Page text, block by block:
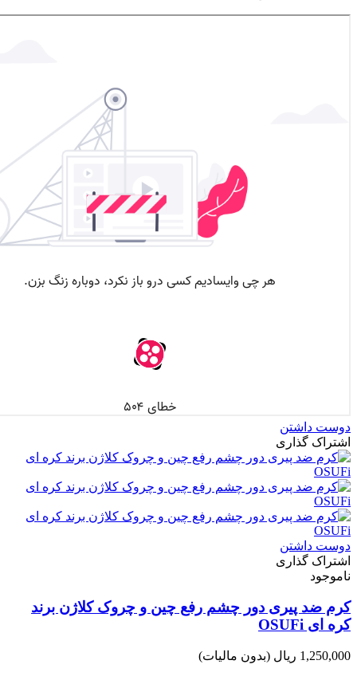
دوست داشتن
اشتراک گذاری
دوست داشتن
اشتراک گذاری
ناموجود
کرم ضد پیری دور چشم رفع چین و چروک کلاژن برند
کره ای OSUFi
1,250,000 ریال (بدون مالیات)